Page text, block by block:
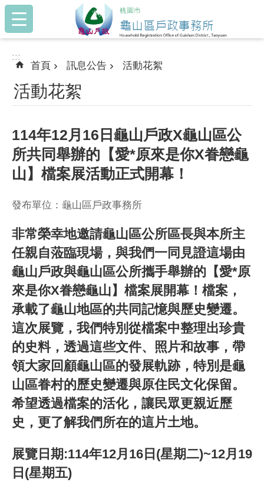
跳到主要內容區塊
:::
:::
首頁 訊息公告 活動花絮
活動花絮
114年12月16日龜山戶政X龜山區公
所共同舉辦的【愛*原來是你X眷戀龜
山】檔案展活動正式開幕！
發布單位：龜山區戶政事務所
非常榮幸地邀請龜山區公所區長與本所主
任親自蒞臨現場，與我們一同見證這場由
龜山戶政與龜山區公所攜手舉辦的【愛*原
來是你X眷戀龜山】檔案展開幕！檔案，
承載了龜山地區的共同記憶與歷史變遷。
這次展覽，我們特別從檔案中整理出珍貴
的史料，透過這些文件、照片和故事，帶
領大家回顧龜山區的發展軌跡，特別是龜
山區眷村的歷史變遷與原住民文化保留。
希望透過檔案的活化，讓民眾更親近歷
史，更了解我們所在的這片土地。
展覽日期:114年12月16日(星期二)~12月19
日(星期五)